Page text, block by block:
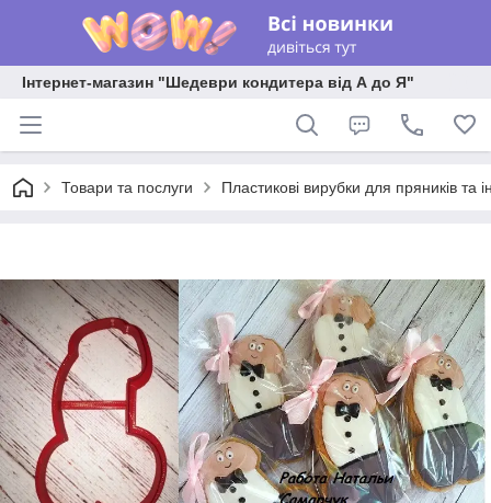
Інтернет-магазин "Шедеври кондитера від А до Я"
Товари та послуги Пластикові вирубки для пряників та